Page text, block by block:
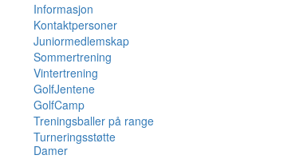
Informasjon
Kontaktpersoner
Juniormedlemskap
Sommertrening
Vintertrening
GolfJentene
GolfCamp
Treningsballer på range
Turneringsstøtte
Damer